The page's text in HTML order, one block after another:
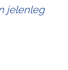
jelenleg